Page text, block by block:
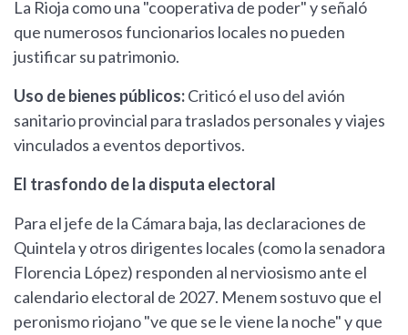
La Rioja como una "cooperativa de poder" y señaló
que numerosos funcionarios locales no pueden
justificar su patrimonio.
Uso de bienes públicos:Criticó el uso del avión
sanitario provincial para traslados personales y viajes
vinculados a eventos deportivos.
El trasfondo de la disputa electoral
Para el jefe de la Cámara baja, las declaraciones de
Quintela y otros dirigentes locales (como la senadora
Florencia López) responden al nerviosismo ante el
calendario electoral de 2027. Menem sostuvo que el
peronismo riojano "ve que se le viene la noche" y que